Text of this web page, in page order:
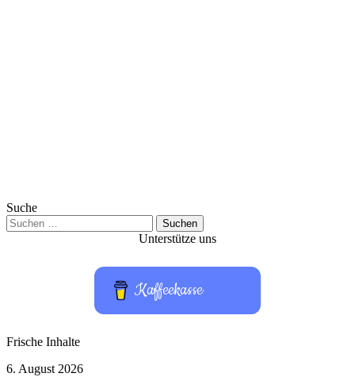
Suche
Suchen
nach:
Unterstütze uns
Kaffeekasse
Frische Inhalte
STABILO
6. August 2026